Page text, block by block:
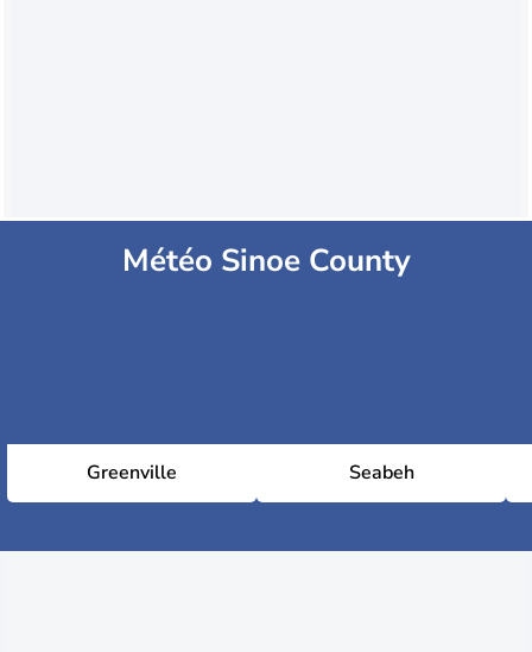
Météo Sinoe County
Greenville Seabeh